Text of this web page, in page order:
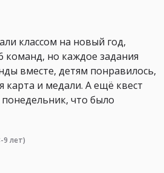
классом на новый год,
команд, но каждое задания
вместе, детям понравилось,
карта и медали. А ещё квест
что было
9 лет)